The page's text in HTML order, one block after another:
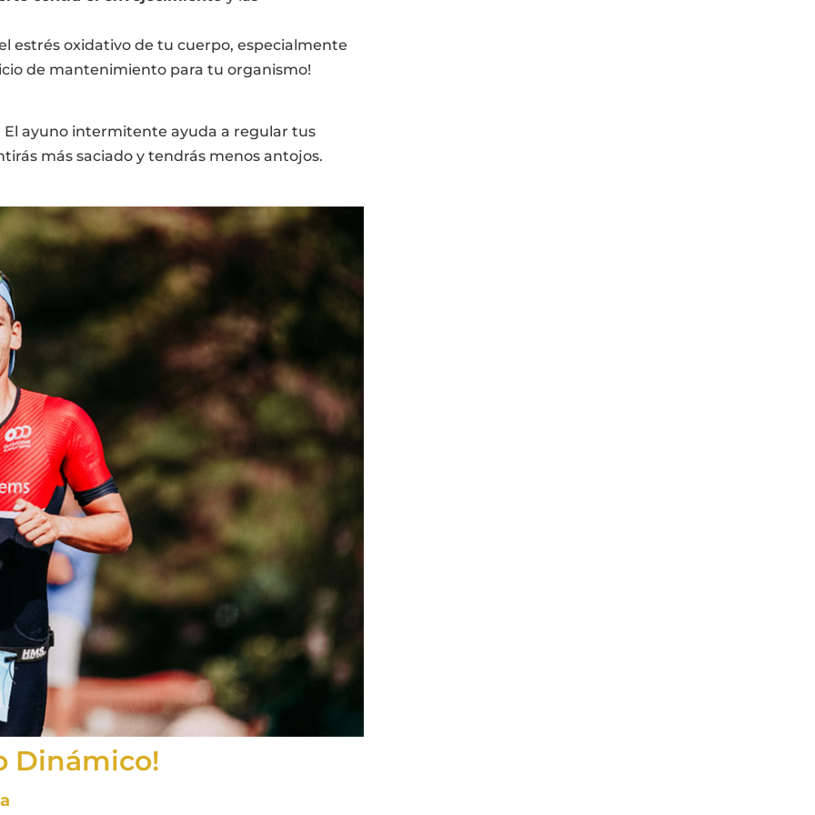
estrés oxidativo de tu cuerpo, especialmente
de mantenimiento para tu organismo!
El ayuno intermitente ayuda a regular tus
más saciado y tendrás menos antojos.
Dinámico!